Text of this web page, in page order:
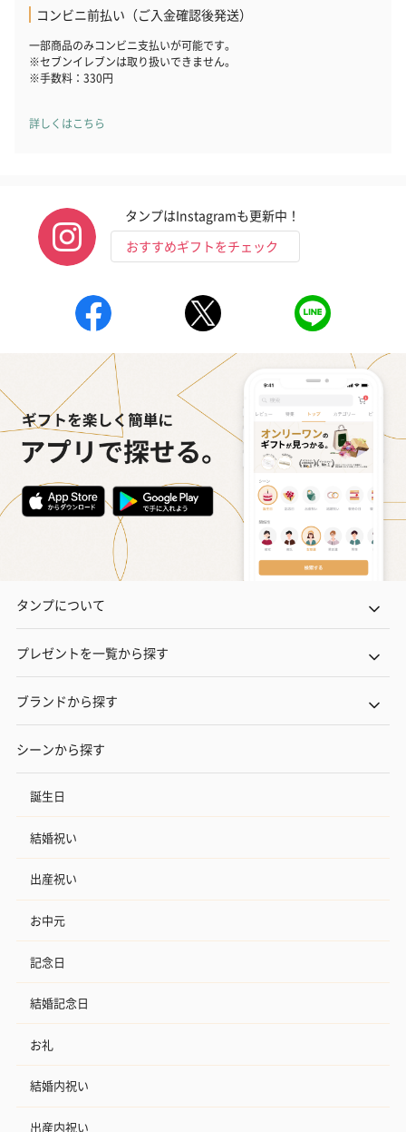
コンビニ前払い（ご入金確認後発送）
一部商品のみコンビニ支払いが可能です。
※セブンイレブンは取り扱いできません。
※手数料：330円
詳しくはこちら
タンプはInstagramも更新中！
おすすめギフトをチェック
タンプについて
プレゼントを一覧から探す
ブランドから探す
シーンから探す
誕生日
結婚祝い
出産祝い
お中元
記念日
結婚記念日
お礼
結婚内祝い
出産内祝い